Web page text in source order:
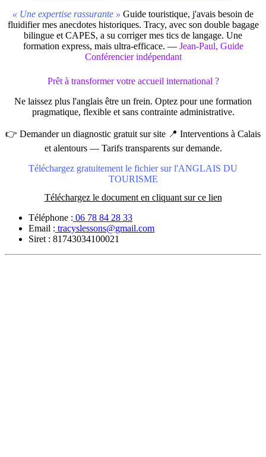
« Une expertise rassurante » Guide touristique, j'avais besoin de
fluidifier mes anecdotes historiques. Tracy, avec son double bagage
bilingue et CAPES, a su corriger mes tics de langage. Une
formation express, mais ultra-efficace. — Jean-Paul, Guide
Conférencier indépendant
Prêt à transformer votre accueil international ?
Ne laissez plus l'anglais être un frein. Optez pour une formation
pragmatique, flexible et sans contrainte administrative.
👉 Demander un diagnostic gratuit sur site 📍 Interventions à Calais
et alentours — Tarifs transparents sur demande.
Téléchargez gratuitement le fichier sur l'ANGLAIS DU
TOURISME
Téléchargez le document en cliquant sur ce lien
Téléphone : 06 78 84 28 33
Email : tracyslessons@gmail.com
Siret : 81743034100021